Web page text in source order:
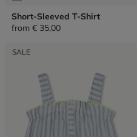
Short-Sleeved T-Shirt
from € 35,00
SALE